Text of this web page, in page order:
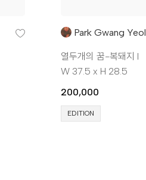
Park Gwang Yeol
열두개의 꿈-복돼지 I
W 37.5 x H 28.5
200,000
EDITION